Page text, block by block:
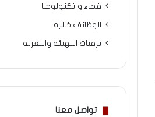
فضاء و تكنولوجيا
الوظائف خاليه
برقيات التهنئة والتعزية
تواصل معنا